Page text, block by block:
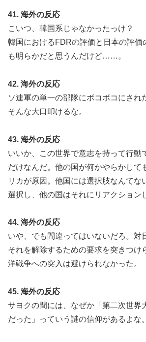
41. 海外の反応
こいつ、韓国系じゃなかったっけ？
韓国におけるFDRの評価と日本の評価
も明らかだと思うんだけど……。
42. 海外の反応
ソ連軍の単一の部隊にボコボコにされ
そんな大口叩けるな。
43. 海外の反応
いいか、この世界で意志を持って行動
だけなんだ。他の国が何かやらかして
リカが原因。他国には選択肢なんてな
選択し、他の国はそれにリアクション
44. 海外の反応
いや、でも間違ってはいないだろ。対
それを解除するための要求を突きつけ
洋戦争への突入は避けられなかった。
45. 海外の反応
サヨクの間には、なぜか「第二次世界
だった」っていう謎の信仰があるよな。